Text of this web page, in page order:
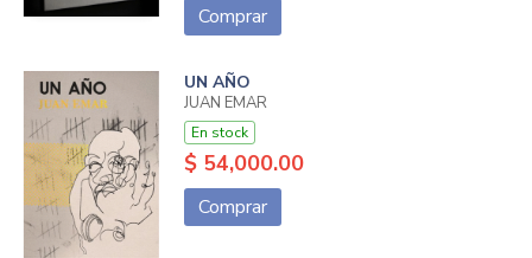
Comprar
UN AÑO
JUAN EMAR
En stock
$ 54,000.00
Comprar